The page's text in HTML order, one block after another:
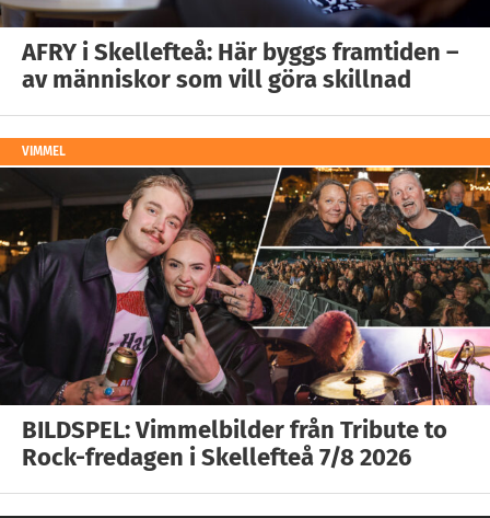
AFRY i Skellefteå: Här byggs framtiden –
av människor som vill göra skillnad
VIMMEL
BILDSPEL: Vimmelbilder från Tribute to
Rock-fredagen i Skellefteå 7/8 2026